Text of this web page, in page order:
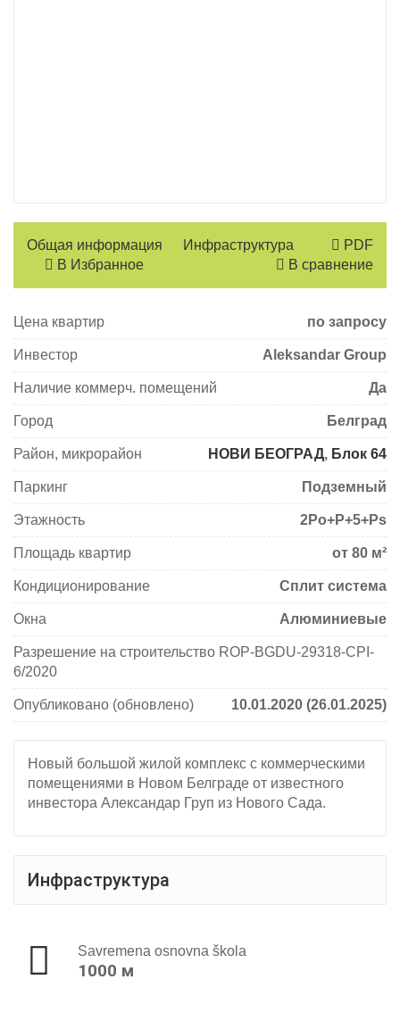
Общая информация Инфраструктура
PDF
В Избранное
В сравнение
Цена квартир по запросу
Инвестор Aleksandar Group
Наличие коммерч. помещений Да
Город Белград
Район, микрорайон НОВИ БЕОГРАД, Блок 64
Паркинг Подземный
Этажность 2Po+P+5+Ps
Площадь квартир от 80 м²
Кондиционирование Сплит система
Окна Алюминиевые
Разрешение на строительство ROP-BGDU-29318-CPI-
6/2020
Опубликовано (обновлено) 10.01.2020 (26.01.2025)
Новый большой жилой комплекс с коммерческими
помещениями в Новом Белграде от известного
инвестора Александар Груп из Нового Сада.
Инфраструктура
Savremena osnovna škola
1000 м